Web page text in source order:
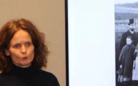
i arbeidslivet
Kurs- aktivitetskalender
Veien til Fagbrev
Høyskolen Kristiania